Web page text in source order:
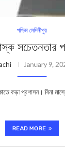
পশ্চিম মেদিনীপুর
সচেতনতার
January 9,
কড়া প্রশাসন।
READ MORE